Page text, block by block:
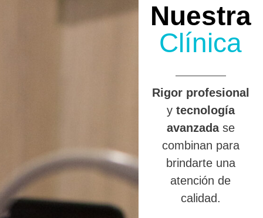
Nuestra
Clínica
Rigor profesional
y tecnología
avanzadase
combinan para
brindarte una
atención de
calidad.